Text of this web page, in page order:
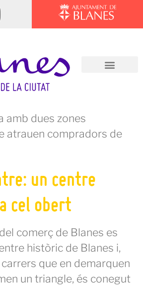
amb dues zones
atrauen compradors de
un centre
cel obert
comerç de Blanes es
històric de Blanes i,
que en demarquen
un triangle, és conegut